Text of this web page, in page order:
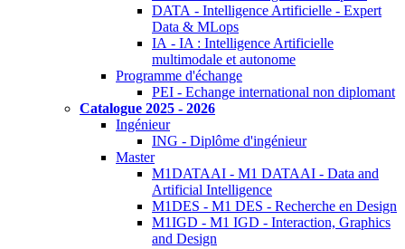
DATA - Intelligence Artificielle - Expert
Data & MLops
IA - IA : Intelligence Artificielle
multimodale et autonome
Programme d'échange
PEI - Echange international non diplomant
Catalogue 2025 - 2026
Ingénieur
ING - Diplôme d'ingénieur
Master
M1DATAAI - M1 DATAAI - Data and
Artificial Intelligence
M1DES - M1 DES - Recherche en Design
M1IGD - M1 IGD - Interaction, Graphics
and Design